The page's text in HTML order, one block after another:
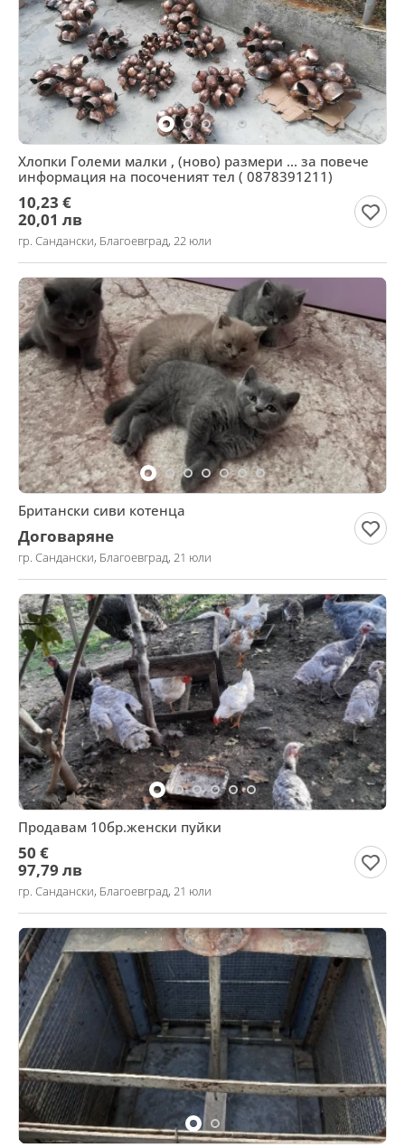
Хлопки Големи малки , (ново) размери ... за повече
информация на посоченият тел ( 0878391211)
10,23 €
20,01 лв
гр. Сандански, Благоевград, 22 юли
Британски сиви котенца
Договаряне
гр. Сандански, Благоевград, 21 юли
Продавам 10бр.женски пуйки
50 €
97,79 лв
гр. Сандански, Благоевград, 21 юли